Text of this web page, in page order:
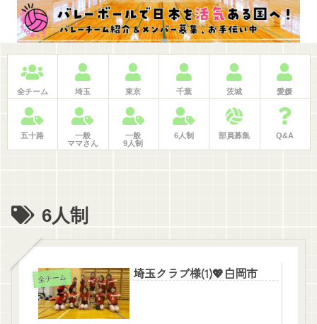
全チーム 埼玉 東京 千葉 茨城 愛媛
五十路
一般
ママさん
一般
9人制
6人制 部員募集 Q&A
6人制
全チーム 埼玉クラブ様(1)💖白岡市
ホーム 日程・申込 大会記録 LINE問合せ BLOG 検索 仕事紹介